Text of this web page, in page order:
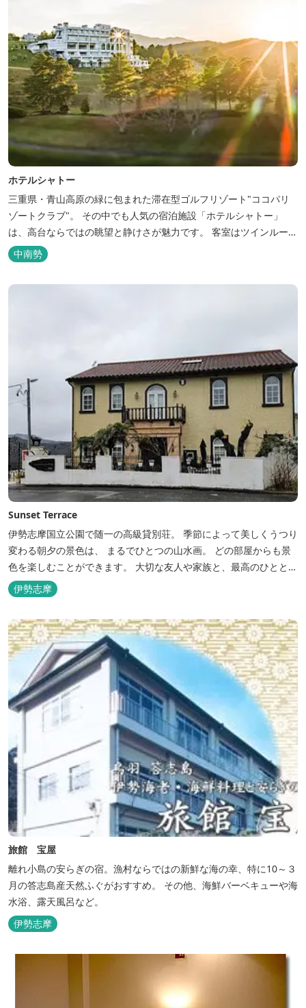
ホテルシャトー
三重県・青山高原の緑に包まれた滞在型ゴルフリゾート"ココパリ
ゾートクラブ"。 その中でも人気の宿泊施設「ホテルシャトー」
は、高台ならではの眺望と静けさが魅力です。 客室はツインルーム
から4〜6名で泊まれる和洋室まで幅広く、旅のスタイルに合わせて
選べます。 天然温泉の大浴場・露天風呂、ロウリュ式サウナで体を
中南勢
Sunset Terrace
伊勢志摩国立公園で随一の高級貸別荘。 季節によって美しくうつり
変わる朝夕の景色は、 まるでひとつの山水画。 どの部屋からも景
色を楽しむことができます。 大切な友人や家族と、最高のひととき
を。 1日1組限定とさせていただいております。 完全にプライベー
トでご利用いただけます。
伊勢志摩
旅館 宝屋
離れ小島の安らぎの宿。漁村ならではの新鮮な海の幸、特に10～３
月の答志島産天然ふぐがおすすめ。 その他、海鮮バーベキューや海
水浴、露天風呂など。
伊勢志摩